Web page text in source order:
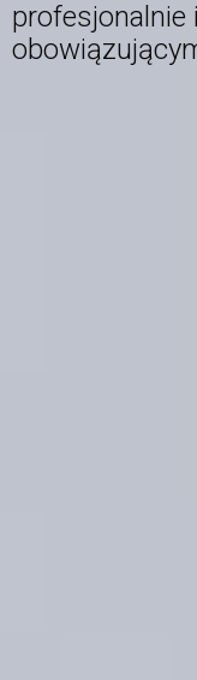
profesjonalnie